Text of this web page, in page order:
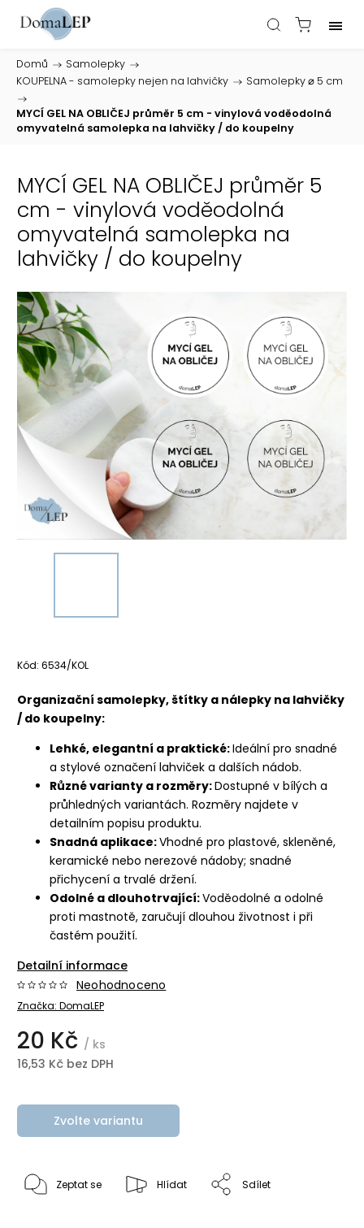
Domů / Samolepky /
KOUPELNA - samolepky nejen na lahvičky /
Samolepky ⌀ 5 cm
/
MYCÍ GEL NA OBLIČEJ průměr 5 cm - vinylová voděodolná
omyvatelná samolepka na lahvičky / do koupelny
MYCÍ GEL NA OBLIČEJ průměr 5
cm - vinylová voděodolná
omyvatelná samolepka na
lahvičky / do koupelny
Kód: 6534/KOL
Organizační samolepky, štítky a nálepky na lahvičky
/ do koupelny:
Lehké, elegantní a praktické:Ideální pro snadné
a stylové označení lahviček a dalších nádob.
Různé varianty a rozměry:Dostupné v bílých a
průhledných variantách. Rozměry najdete v
detailním popisu produktu.
Snadná aplikace:Vhodné pro plastové, skleněné,
keramické nebo nerezové nádoby; snadné
přichycení a trvalé držení.
Odolné a dlouhotrvající:Voděodolné a odolné
proti mastnotě, zaručují dlouhou životnost i při
častém použití.
Detailní informace
Značka: DomaLEP
Neohodnoceno
20 Kč / ks
16,53 Kč bez DPH
Zvolte variantu
Zeptat se Hlídat Sdílet